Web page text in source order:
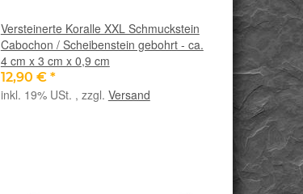
Versteinerte Koralle XXL Schmuckstein
Cabochon / Scheibenstein gebohrt - ca.
4 cm x 3 cm x 0,9 cm
12,90 € *
inkl. 19% USt. , zzgl. Versand